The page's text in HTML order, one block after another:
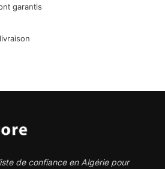
garantis
de confiance en Algérie pour